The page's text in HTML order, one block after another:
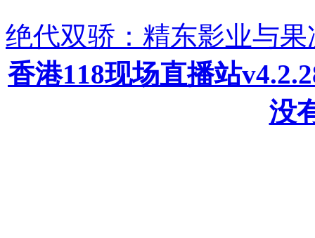
绝代双骄：精东影业与
香港118现场直播站
没